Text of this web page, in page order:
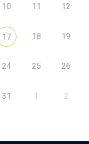
10 11 12
17 18 19
24 25 26
31 1 2